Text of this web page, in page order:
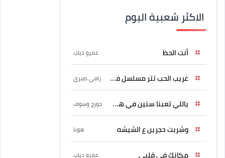
الاكثر شعبية اليوم
أنت الحظ عمرو دياب
غريب الحب تتر مسلسل فرصة رامي صبري
ياللي تعبنا سنين في هواه جورج وسوف
وشربت حجرين ع الشيشه هوبا
مكانك في قلبي عمرو دياب